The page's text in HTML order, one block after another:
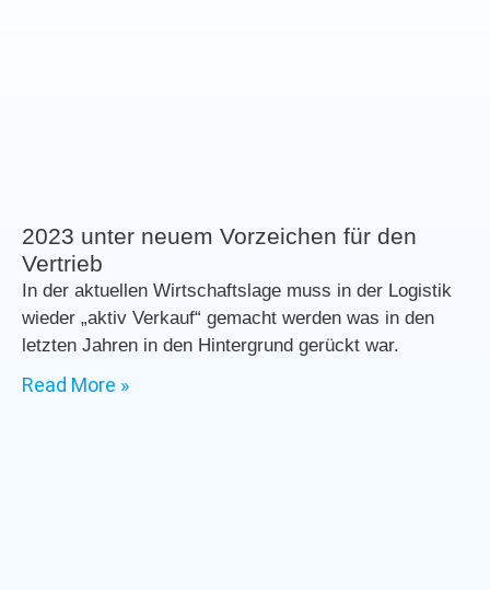
2023 unter neuem Vorzeichen für den
Vertrieb
In der aktuellen Wirtschaftslage muss in der Logistik
wieder „aktiv Verkauf“ gemacht werden was in den
letzten Jahren in den Hintergrund gerückt war.
Read More »